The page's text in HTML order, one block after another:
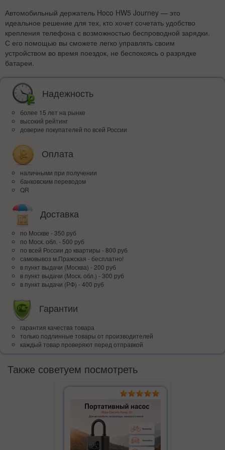
Автомобильный держатель Hoco HW5 Journey — это
идеальное решение для тех, кто хочет сочетать удобство
крепления телефона с возможностью беспроводной зарядки.
С его помощью вы сможете легко управлять своим
устройством во время поездок, не беспокоясь о разрядке
батареи.
Надежность
более 15 лет на рынке
высокий рейтинг
доверие покупателей по всей России
Оплата
наличными при получении
банковским переводом
QR
Доставка
по Москве - 350 руб
по Моск. обл. - 500 руб
по всей Росcии до квартиры - 800 руб
самовывоз м.Пражская - бесплатно!
в пункт выдачи (Москва) - 200 руб
в пункт выдачи (Моск. обл.) - 300 руб
в пункт выдачи (РФ) - 400 руб
Гарантии
гарантия качества товара
только подлинные товары от производителей
каждый товар проверяют перед отправкой
Также советуем посмотреть